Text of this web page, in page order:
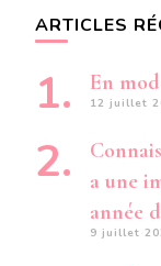
ARTICLES
En
12 juillet
a une
année
9 juillet